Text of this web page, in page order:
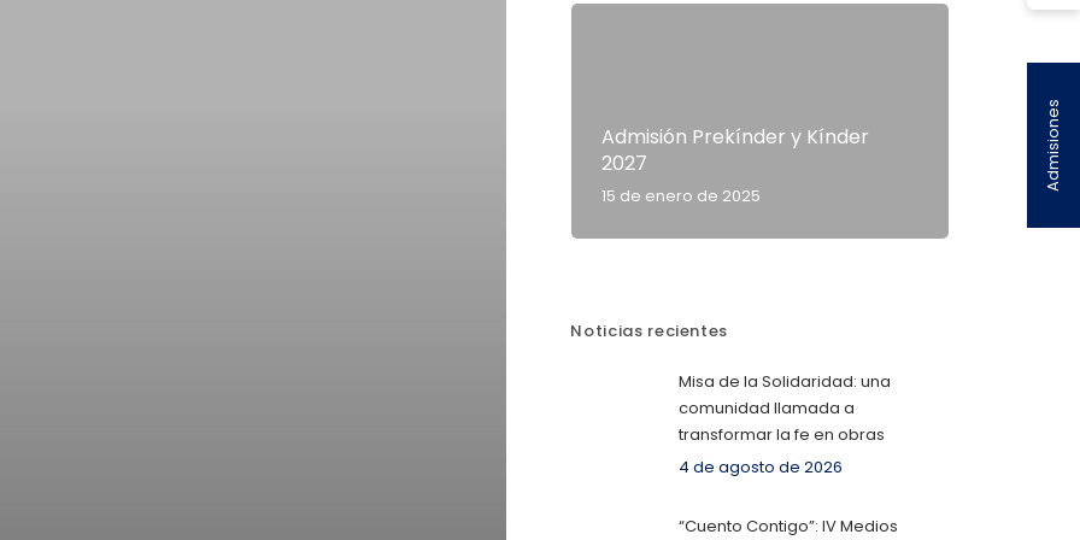
Admisión Prekínder y Kínder
2027
15 de enero de 2025
Noticias recientes
Misa de la Solidaridad: una
comunidad llamada a
transformar la fe en obras
4 de agosto de 2026
“Cuento Contigo”: IV Medios
Admisiones